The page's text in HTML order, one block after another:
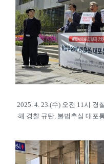
2025. 4. 23.(수) 오전 11시 경
해 경찰 규탄, 불법추심 대포